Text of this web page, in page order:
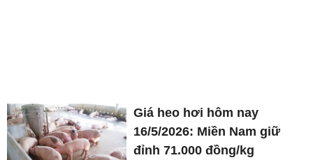
Giá heo hơi hôm nay
16/5/2026: Miền Nam giữ
đỉnh 71.000 đồng/kg